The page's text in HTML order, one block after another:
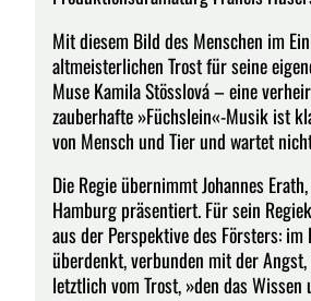
Mit diesem Bild des Menschen im
altmeisterlichen Trost für seine
Muse Kamila Stösslová – eine
zauberhafte »Füchslein«-Musik ist
von Mensch und Tier und wartet
Die Regie übernimmt Johannes
Hamburg präsentiert. Für sein
aus der Perspektive des Försters:
überdenkt, verbunden mit der
letztlich vom Trost, »den das